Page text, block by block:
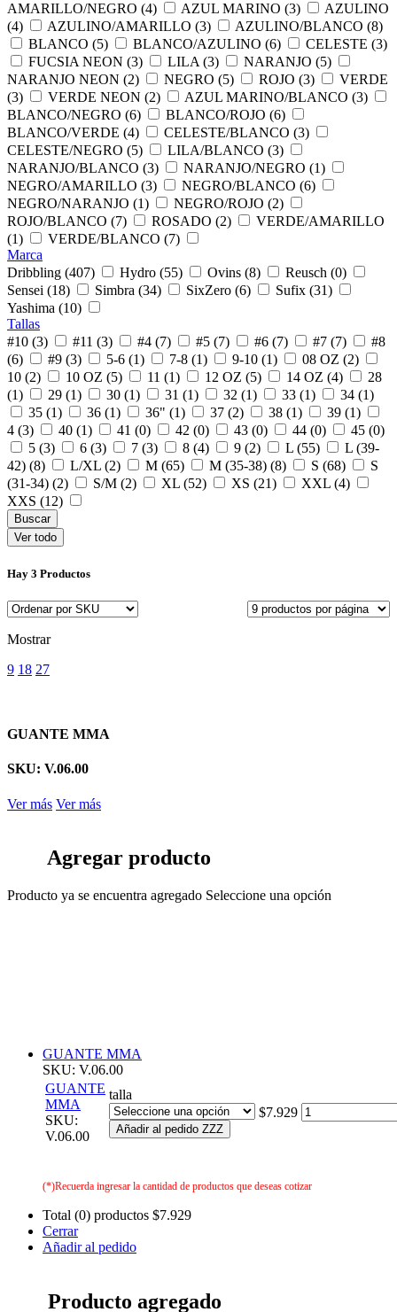
AMARILLO/NEGRO (4)
AZUL MARINO (3)
AZULINO
(4)
AZULINO/AMARILLO (3)
AZULINO/BLANCO (8)
BLANCO (5)
BLANCO/AZULINO (6)
CELESTE (3)
FUCSIA NEON (3)
LILA (3)
NARANJO (5)
NARANJO NEON (2)
NEGRO (5) ROJO (3)
VERDE
(3)
VERDE NEON (2)
AZUL MARINO/BLANCO (3)
BLANCO/NEGRO (6)
BLANCO/ROJO (6)
BLANCO/VERDE (4)
CELESTE/BLANCO (3)
CELESTE/NEGRO (5)
LILA/BLANCO (3)
NARANJO/BLANCO (3)
NARANJO/NEGRO (1)
NEGRO/AMARILLO (3)
NEGRO/BLANCO (6)
NEGRO/NARANJO (1)
NEGRO/ROJO (2)
ROJO/BLANCO (7)
ROSADO (2)
VERDE/AMARILLO
(1)
VERDE/BLANCO (7)
Marca
Dribbling (407)
Hydro (55) Ovins (8)
Reusch (0)
Sensei (18)
Simbra (34) SixZero (6)
Sufix (31)
Yashima (10)
Tallas
#10 (3)
#11 (3) #4 (7) #5 (7) #6 (7) #7 (7)
#8
(6)
#9 (3) 5-6 (1) 7-8 (1) 9-10 (1)
08 OZ (2)
10 (2)
10 OZ (5) 11 (1) 12 OZ (5) 14 OZ (4)
28
(1)
29 (1) 30 (1) 31 (1) 32 (1) 33 (1)
34 (1)
35 (1)
36 (1) 36" (1) 37 (2) 38 (1)
39 (1)
4 (3)
40 (1) 41 (0) 42 (0) 43 (0) 44 (0)
45 (0)
5 (3)
6 (3) 7 (3) 8 (4) 9 (2) L (55)
L (39-
42) (8)
L/XL (2) M (65) M (35-38) (8) S (68)
S
(31-34) (2)
S/M (2) XL (52) XS (21)
XXL (4)
XXS (12)
Ver todo
Hay 3 Productos
Mostrar
9 18 27
GUANTE MMA
SKU: V.06.00
Ver más Ver más
Agregar producto
Producto ya se encuentra agregado Seleccione una opción
GUANTE MMA
SKU: V.06.00
GUANTE
MMA
SKU:
V.06.00
talla
Añadir al pedido ZZZ
$7.929
(*)Recuerda ingresar la cantidad de productos que deseas cotizar
Total (0) productos $7.929
Cerrar
Añadir al pedido
Producto agregado